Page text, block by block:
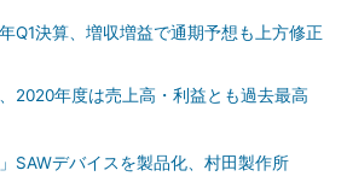
Q1決算、増収増益で通期予想も上方修正
2020年度は売上高・利益とも過去最高
」SAWデバイスを製品化、村田製作所